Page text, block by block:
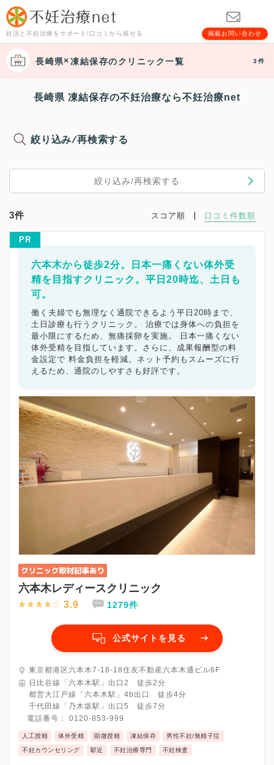
妊活と不妊治療をサポート!口コミから探せる 掲載お問い合わせ
長崎県 凍結保存のクリニック一覧 3件
長崎県 凍結保存の不妊治療なら不妊治療net
絞り込み/再検索する
絞り込み/再検索する
3件 スコア順 口コミ件数順
PR
六本木から徒歩2分。日本一痛くない体外受
精を目指すクリニック。平日20時迄、土日も
可。
働く夫婦でも無理なく通院できるよう平日20時まで、
土日診療も行うクリニック。 治療では身体への負担を
最小限にするため、無痛採卵を実施。 日本一痛くない
体外受精を目指しています。さらに、成果報酬型の料
金設定で 料金負担を軽減。ネット予約もスムーズに行
えるため、通院のしやすさも好評です。
六本木レディースクリニック
3.9 1279件
公式サイトを見る
東京都港区六本木7-18-18住友不動産六本木通ビル6F
日比谷線「六本木駅」出口2 徒歩2分
都営大江戸線「六本木駅」4b出口 徒歩4分
千代田線「乃木坂駅」出口5 徒歩7分
電話番号： 0120-853-999
人工授精 体外受精 顕微授精 凍結保存 男性不妊/無精子症
不妊カウンセリング 駅近 不妊治療専門 不妊検査